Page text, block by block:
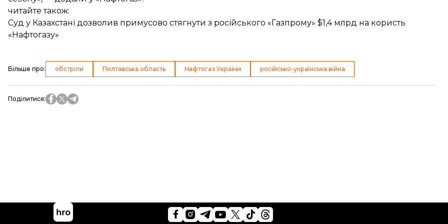
читайте також:
Суд у Казахстані дозволив примусово стягнути з російського «Газпрому» $1,4 млрд на користь
«Нафтогазу»
Більше про: обстріли Полтавська область Нафтогаз України російсько-українська війна
Поділитися: